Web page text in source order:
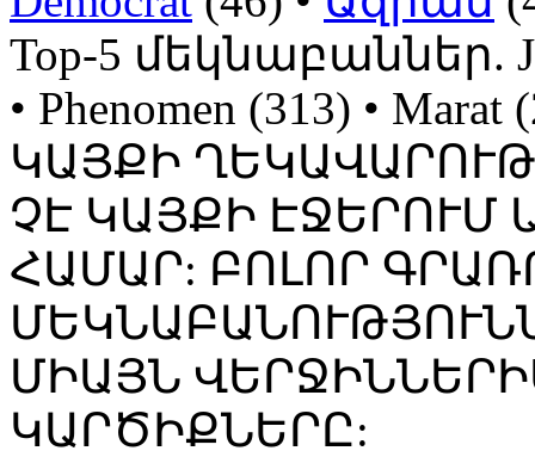
Top-5 մեկնաբաններ.
• Phenomen (313) •
ԿԱՅՔԻ
ՉԷ ԿԱՅՔԻ
ՀԱՄԱՐ: ԲՈԼՈՐ
ՄԻԱՅՆ
ԿԱՐԾԻՔՆԵՐԸ: